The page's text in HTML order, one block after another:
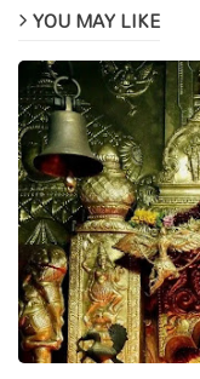
YOU MAY LIKE